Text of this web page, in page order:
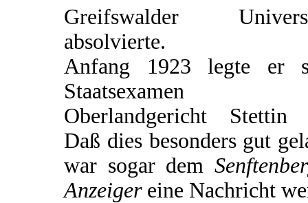
Greifswalder
absolvierte.
Anfang 1923 legte er
Staatsexamen
Oberlandgericht Stettin
Daß dies besonders gut
war sogar dem
Anzeigereine Nachricht